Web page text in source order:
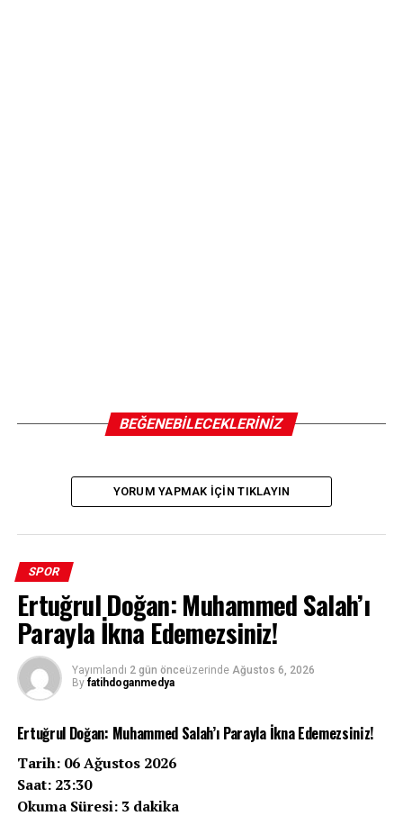
BEĞENEBILECEKLERINIZ
YORUM YAPMAK IÇIN TIKLAYIN
SPOR
Ertuğrul Doğan: Muhammed Salah’ı
Parayla İkna Edemezsiniz!
Yayımlandı 2 gün önceüzerinde Ağustos 6, 2026
By fatihdoganmedya
Ertuğrul Doğan: Muhammed Salah’ı Parayla İkna Edemezsiniz!
Tarih: 06 Ağustos 2026
Saat: 23:30
Okuma Süresi: 3 dakika